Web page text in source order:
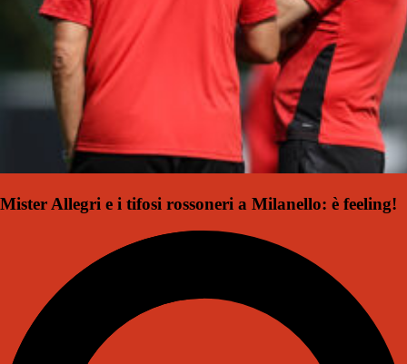
Mister Allegri e i tifosi rossoneri a Milanello: è feeling!